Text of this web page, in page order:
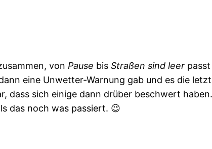
von Pause bis Straßen sind leer
eine Unwetter-Warnung gab und es die
dass sich einige dann drüber beschwert
das noch was passiert. 😉